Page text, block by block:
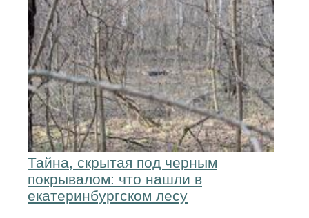
Тайна, скрытая под черным
покрывалом: что нашли в
екатеринбургском лесу